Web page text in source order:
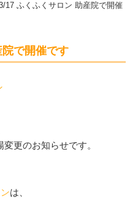
17 ふくふくサロン 助産院で開催
で開催です
更のお知らせです。
は、